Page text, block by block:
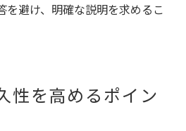
を避け、明確な説明を求めるこ
性を高めるポイン